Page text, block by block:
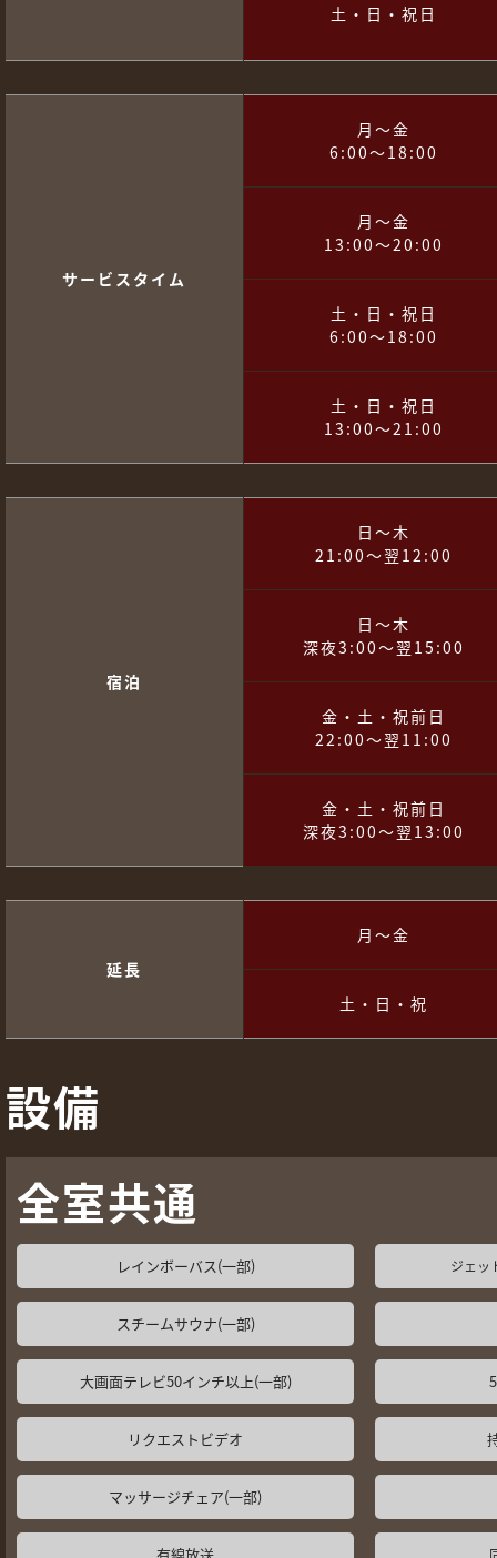
土・日・祝日
サービスタイム
月～金
6:00～18:00
月～金
13:00～20:00
土・日・祝日
6:00～18:00
土・日・祝日
13:00～21:00
宿泊
日～木
21:00～翌12:00
日～木
深夜3:00～翌15:00
金・土・祝前日
22:00～翌11:00
金・土・祝前日
深夜3:00～翌13:00
延長
月～金
土・日・祝
設備
全室共通
レインボーバス(一部) ジェッ
スチームサウナ(一部)
大画面テレビ50インチ以上(一部)
リクエストビデオ
マッサージチェア(一部)